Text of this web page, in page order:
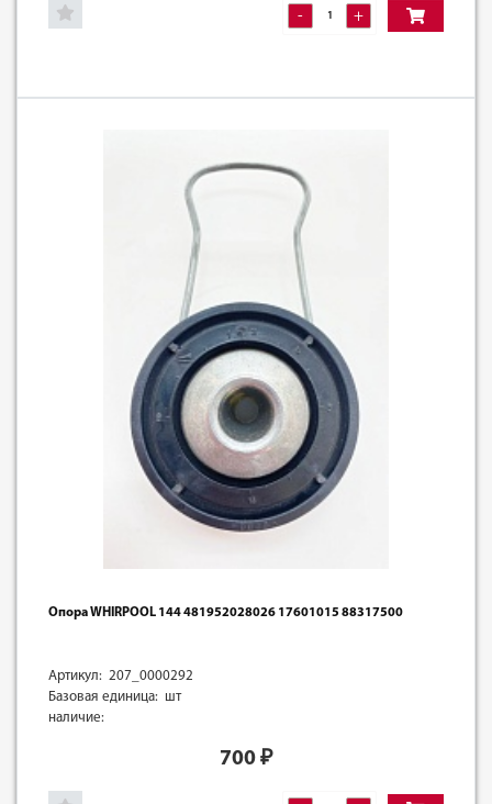
- +
Опора WHIRPOOL 144 481952028026 17601015 88317500
Артикул: 207_0000292
Базовая единица: шт
наличие:
700 ₽